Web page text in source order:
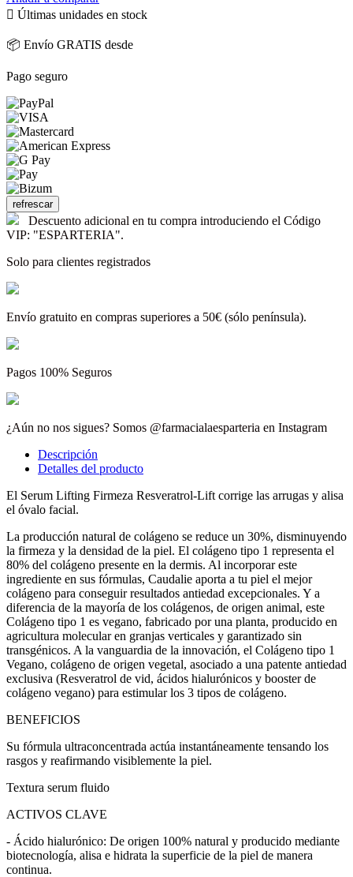
 Últimas unidades en stock
📦 Envío GRATIS desde
Pago seguro
Descuento adicional en tu compra introduciendo el Código
VIP: "ESPARTERIA".
Solo para clientes registrados
Envío gratuito en compras superiores a 50€ (sólo península).
Pagos 100% Seguros
¿Aún no nos sigues? Somos @farmacialaesparteria en Instagram
Descripción
Detalles del producto
El Serum Lifting Firmeza Resveratrol-Lift corrige las arrugas y alisa
el óvalo facial.
La producción natural de colágeno se reduce un 30%, disminuyendo
la firmeza y la densidad de la piel. El colágeno tipo 1 representa el
80% del colágeno presente en la dermis. Al incorporar este
ingrediente en sus fórmulas, Caudalie aporta a tu piel el mejor
colágeno para conseguir resultados antiedad excepcionales. Y a
diferencia de la mayoría de los colágenos, de origen animal, este
Colágeno tipo 1 es vegano, fabricado por una planta, producido en
agricultura molecular en granjas verticales y garantizado sin
transgénicos. A la vanguardia de la innovación, el Colágeno tipo 1
Vegano, colágeno de origen vegetal, asociado a una patente antiedad
exclusiva (Resveratrol de vid, ácidos hialurónicos y booster de
colágeno vegano) para estimular los 3 tipos de colágeno.
BENEFICIOS
Su fórmula ultraconcentrada actúa instantáneamente tensando los
rasgos y reafirmando visiblemente la piel.
Textura serum fluido
ACTIVOS CLAVE
- Ácido hialurónico: De origen 100% natural y producido mediante
biotecnología, alisa e hidrata la superficie de la piel de manera
continua.